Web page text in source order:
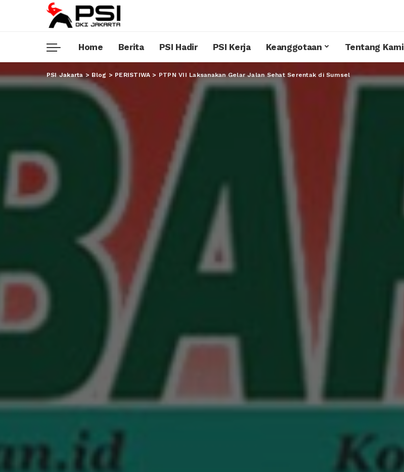
Home Berita PSI Hadir PSI Kerja Keanggotaan Tentang Kami
PSI Jakarta > Blog > PERISTIWA > PTPN VII Laksanakan Gelar Jalan Sehat Serentak di Sumsel